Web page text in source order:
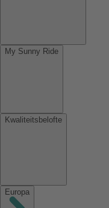
My Sunny Ride
Kwaliteitsbelofte
Europa